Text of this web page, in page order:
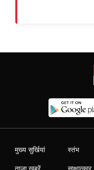
मुख्य सुर्खियां स्तंभ